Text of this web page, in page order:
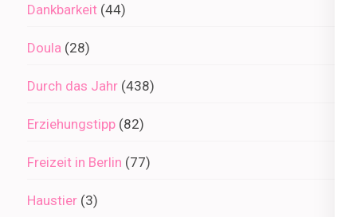
Dankbarkeit (44)
Doula (28)
Durch das Jahr (438)
Erziehungstipp (82)
Freizeit in Berlin (77)
Haustier (3)